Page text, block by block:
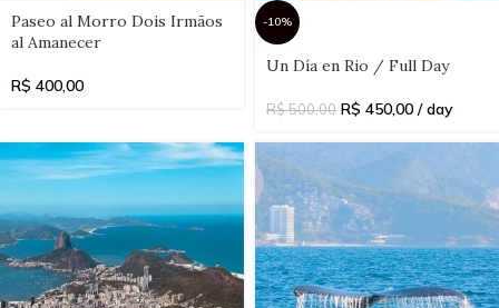
Paseo al Morro Dois Irmãos
al Amanecer
R$ 400,00
-10%
Select
date(s)
Un Día en Rio / Full Day
R$500,00 R$ 450,00 / day